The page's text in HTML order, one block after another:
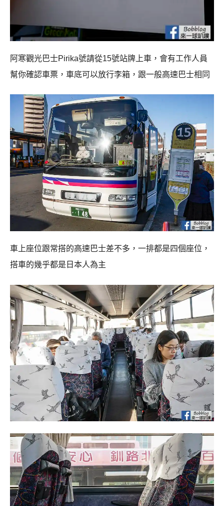
阿寒觀光巴士Pirika號請從15號站牌上車，會有工作人員
幫你確認車票，車底可以放行李箱，跟一般高速巴士相同
車上座位跟常搭的高速巴士差不多，一排都是四個座位，
搭車的幾乎都是日本人為主